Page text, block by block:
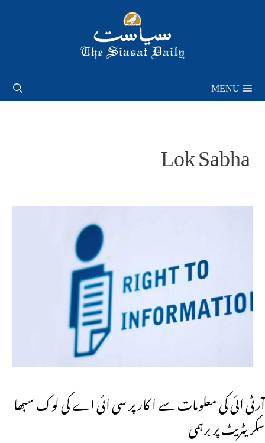
MENU
Lok Sabha
آرٹی ائی کی معلومات سے ا کار پر سی ائی اے کی لوک سبھا
سکریٹریٹ پر برہمی